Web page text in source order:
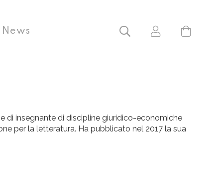
News
di insegnante di discipline giuridico-economiche
per la letteratura. Ha pubblicato nel 2017 la sua